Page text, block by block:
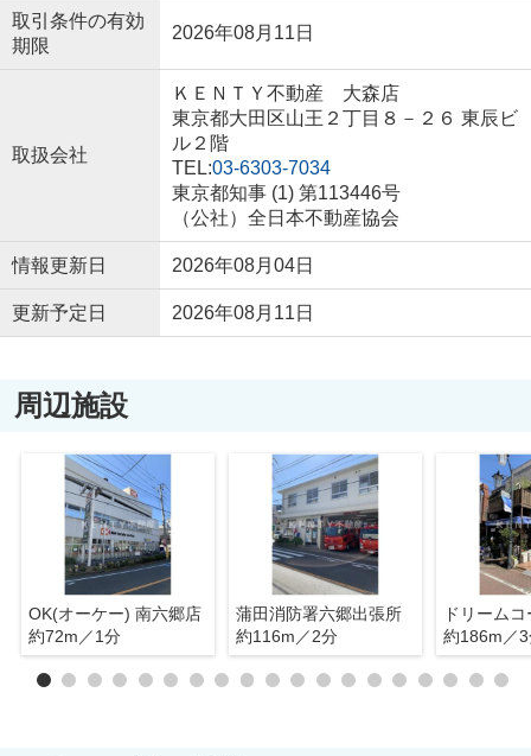
取引条件の有効
期限
2026年08月11日
取扱会社
ＫＥＮＴＹ不動産 大森店
東京都大田区山王２丁目８－２６ 東辰ビ
ル２階
TEL:03-6303-7034
東京都知事 (1) 第113446号
（公社）全日本不動産協会
情報更新日 2026年08月04日
更新予定日 2026年08月11日
周辺施設
OK(オーケー) 南六郷店
約72m／1分
蒲田消防署六郷出張所
約116m／2分
約186m／